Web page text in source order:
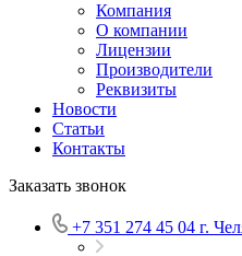
Компания
О компании
Лицензии
Производители
Реквизиты
Новости
Статьи
Контакты
Заказать звонок
+7 351 274 45 04 г.